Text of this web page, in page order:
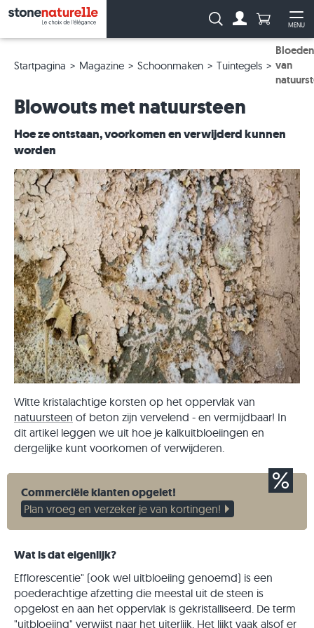
MENU
Zoeken: Aantal
Startpagina Magazine Schoonmaken Tuintegels
Bloeden
van
Blowouts met natuursteen
Hoe ze ontstaan, voorkomen en verwijderd kunnen
worden
Witte kristalachtige korsten op het oppervlak van
natuursteen of beton zijn vervelend - en vermijdbaar! In
dit artikel leggen we uit hoe je kalkuitbloeiingen en
dergelijke kunt voorkomen of verwijderen.
Commerciële klanten opgelet!
Plan vroeg en verzeker je van kortingen!
Wat is dat eigenlijk?
Efflorescentie" (ook wel uitbloeiing genoemd) is een
poederachtige afzetting die meestal uit de steen is
opgelost en aan het oppervlak is gekristalliseerd. De term
"uitbloeiing" verwijst naar het uiterlijk. Het lijkt vaak alsof er